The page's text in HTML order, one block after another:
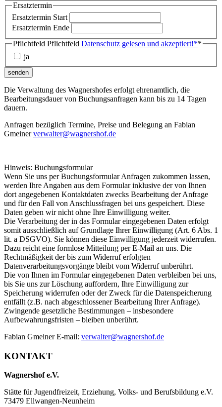
Ersatztermin
Ersatztermin Start
Ersatztermin Ende
Pflichtfeld Pflichtfeld Datenschutz gelesen und akzeptiert!**
ja
senden
Die Verwaltung des Wagnershofes erfolgt ehrenamtlich, die
Bearbeitungsdauer von Buchungsanfragen kann bis zu 14 Tagen
dauern.
Anfragen bezüglich Termine, Preise und Belegung an Fabian
Gmeinerverwalter@wagnershof.de
Hinweis: Buchungsformular
Wenn Sie uns per Buchungsformular Anfragen zukommen lassen,
werden Ihre Angaben aus dem Formular inklusive der von Ihnen
dort angegebenen Kontaktdaten zwecks Bearbeitung der Anfrage
und für den Fall von Anschlussfragen bei uns gespeichert. Diese
Daten geben wir nicht ohne Ihre Einwilligung weiter.
Die Verarbeitung der in das Formular eingegebenen Daten erfolgt
somit ausschließlich auf Grundlage Ihrer Einwilligung (Art. 6 Abs. 1
lit. a DSGVO). Sie können diese Einwilligung jederzeit widerrufen.
Dazu reicht eine formlose Mitteilung per E-Mail an uns. Die
Rechtmäßigkeit der bis zum Widerruf erfolgten
Datenverarbeitungsvorgänge bleibt vom Widerruf unberührt.
Die von Ihnen im Formular eingegebenen Daten verbleiben bei uns,
bis Sie uns zur Löschung auffordern, Ihre Einwilligung zur
Speicherung widerrufen oder der Zweck für die Datenspeicherung
entfällt (z.B. nach abgeschlossener Bearbeitung Ihrer Anfrage).
Zwingende gesetzliche Bestimmungen – insbesondere
Aufbewahrungsfristen – bleiben unberührt.
Fabian Gmeiner E-mail: verwalter@wagnershof.de
KONTAKT
Wagnershof e.V.
Stätte für Jugendfreizeit, Erziehung, Volks- und Berufsbildung e.V.
73479 Ellwangen-Neunheim